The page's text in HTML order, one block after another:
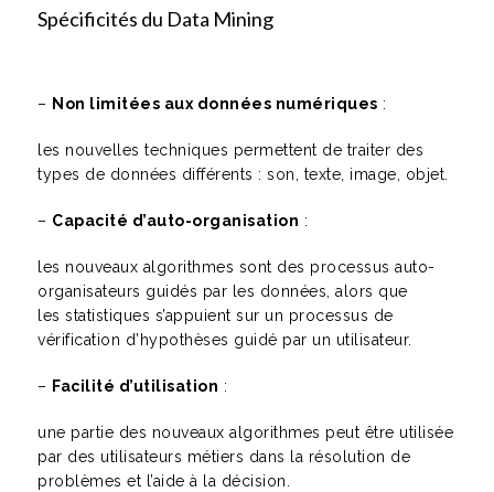
Spécificités du Data Mining
– Non limitées aux données numériques :
les nouvelles techniques permettent de traiter des
types de données différents : son, texte, image, objet.
– Capacité d’auto-organisation :
les nouveaux algorithmes sont des processus auto-
organisateurs guidés par les données, alors que
les statistiques s’appuient sur un processus de
vérification d’hypothèses guidé par un utilisateur.
– Facilité d’utilisation :
une partie des nouveaux algorithmes peut être utilisée
par des utilisateurs métiers dans la résolution de
problèmes et l’aide à la décision.